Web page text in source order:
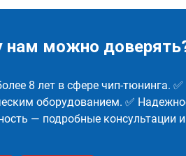
нам можно
8 лет в сфере чип-тюнинга.
оборудованием. ✅
— подробные консультации